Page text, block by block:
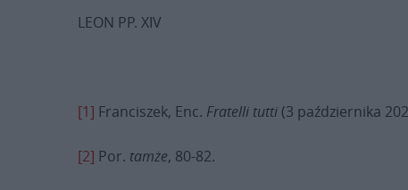
LEON PP. XIV
[1] Franciszek, Enc. Fratelli tutti (3 października
[2] Por. tamże, 80-82.